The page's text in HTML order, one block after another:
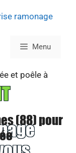
Menu
(88) pour